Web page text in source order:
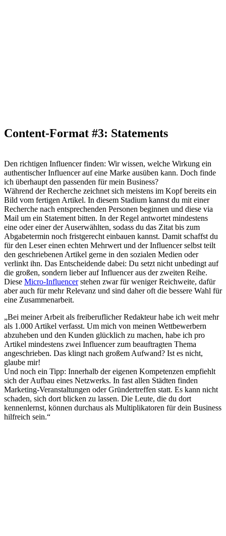
Content-Format #3: Statements
Den richtigen Influencer finden: Wir wissen, welche Wirkung ein
authentischer Influencer auf eine Marke ausüben kann. Doch finde
ich überhaupt den passenden für mein Business?
Während der Recherche zeichnet sich meistens im Kopf bereits ein
Bild vom fertigen Artikel. In diesem Stadium kannst du mit einer
Recherche nach entsprechenden Personen beginnen und diese via
Mail um ein Statement bitten. In der Regel antwortet mindestens
eine oder einer der Auserwählten, sodass du das Zitat bis zum
Abgabetermin noch fristgerecht einbauen kannst. Damit schaffst du
für den Leser einen echten Mehrwert und der Influencer selbst teilt
den geschriebenen Artikel gerne in den sozialen Medien oder
verlinkt ihn. Das Entscheidende dabei: Du setzt nicht unbedingt auf
die großen, sondern lieber auf Influencer aus der zweiten Reihe.
Diese Micro-Influencerstehen zwar für weniger Reichweite, dafür
aber auch für mehr Relevanz und sind daher oft die bessere Wahl für
eine Zusammenarbeit.
„Bei meiner Arbeit als freiberuflicher Redakteur habe ich weit mehr
als 1.000 Artikel verfasst. Um mich von meinen Wettbewerbern
abzuheben und den Kunden glücklich zu machen, habe ich pro
Artikel mindestens zwei Influencer zum beauftragten Thema
angeschrieben. Das klingt nach großem Aufwand? Ist es nicht,
glaube mir!
Und noch ein Tipp: Innerhalb der eigenen Kompetenzen empfiehlt
sich der Aufbau eines Netzwerks. In fast allen Städten finden
Marketing-Veranstaltungen oder Gründertreffen statt. Es kann nicht
schaden, sich dort blicken zu lassen. Die Leute, die du dort
kennenlernst, können durchaus als Multiplikatoren für dein Business
hilfreich sein.“